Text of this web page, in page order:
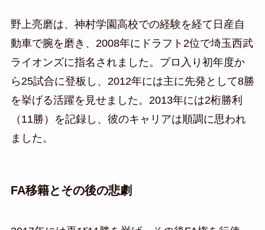
野上亮磨は、神村学園高校での経験を経て日産自
動車で腕を磨き、2008年にドラフト2位で埼玉西武
ライオンズに指名されました。プロ入り初年度か
ら25試合に登板し、2012年には主に先発として8勝
を挙げる活躍を見せました。2013年には2桁勝利
（11勝）を記録し、彼のキャリアは順調に思われ
ました。
FA移籍とその後の悲劇